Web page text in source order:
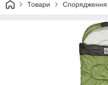
Товари Спорядження